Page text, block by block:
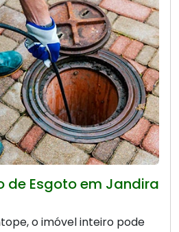
de Esgoto em Jandira
o imóvel inteiro pode